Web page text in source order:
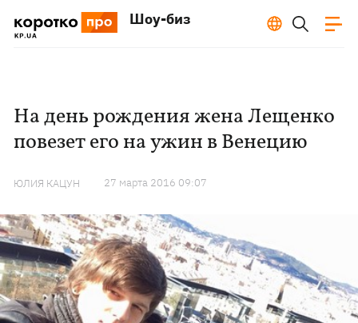
Шоу-биз
На день рождения жена Лещенко
повезет его на ужин в Венецию
ЮЛИЯ КАЦУН 27 марта 2016 09:07